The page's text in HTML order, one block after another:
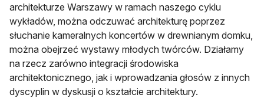
architekturze Warszawy w ramach naszego cyklu
wykładów, można odczuwać architekturę poprzez
słuchanie kameralnych koncertów w drewnianym domku,
można obejrzeć wystawy młodych twórców. Działamy
na rzecz zarówno integracji środowiska
architektonicznego, jak i wprowadzania głosów z innych
dyscyplin w dyskusji o kształcie architektury.